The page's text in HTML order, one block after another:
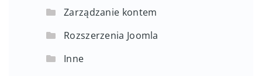
Zarządzanie kontem
Rozszerzenia Joomla
Inne